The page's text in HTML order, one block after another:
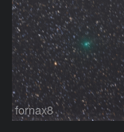
fornax8